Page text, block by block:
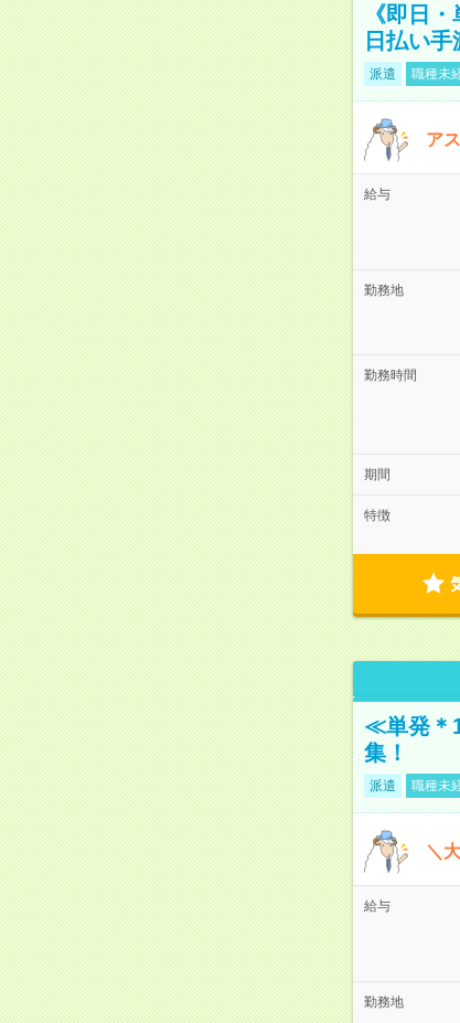
《即日
日払い手
派遣 職種未
ア
給与
勤務地
勤務時間
期間
特徴
≪単発＊
集！
派遣 職種未
＼
給与
勤務地